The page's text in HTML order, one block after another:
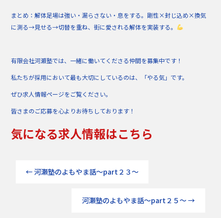
まとめ：解体足場は強い・漏らさない・息をする。剛性×封じ込め×換気
に測る→見せる→切替を重ね、街に愛される解体を実装する。
有限会社河瀬塾では、一緒に働いてくださる仲間を募集中です！
私たちが採用において最も大切にしているのは、「やる気」です。
ぜひ求人情報ページをご覧ください。
皆さまのご応募を心よりお待ちしております！
気になる求人情報はこちら
← 河瀬塾のよもやま話～part２３～
河瀬塾のよもやま話～part２５～ →